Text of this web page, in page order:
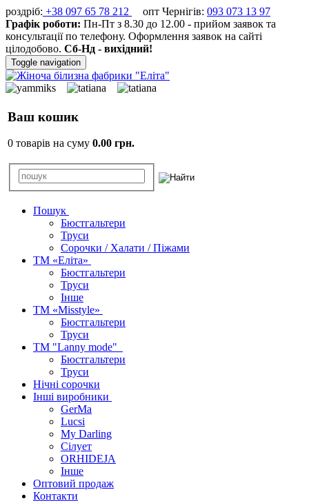
роздріб: +38 097 65 78 212 опт Чернігів: 093 073 13 97
Графік роботи: Пн-Пт з 8.30 до 12.00 - прийом заявок та
консультації по телефону. Оформлення заявок на сайті
цілодобово. Сб-Нд - вихідний!
Toggle navigation
Ваш кошик
0 товарів на суму 0.00 грн.
Пошук
Бюстгальтери
Труси
Сорочки / Халати / Піжами
ТМ «Еліта»
Бюстгальтери
Труси
Інше
ТМ «Misstyle»
Бюстгальтери
Труси
ТМ "Lanny mode"
Бюстгальтери
Труси
Нічні сорочки
Інші виробники
GerMa
Lucsi
My Darling
Сілует
ORHIDEJA
Інше
Оптовий продаж
Контакти